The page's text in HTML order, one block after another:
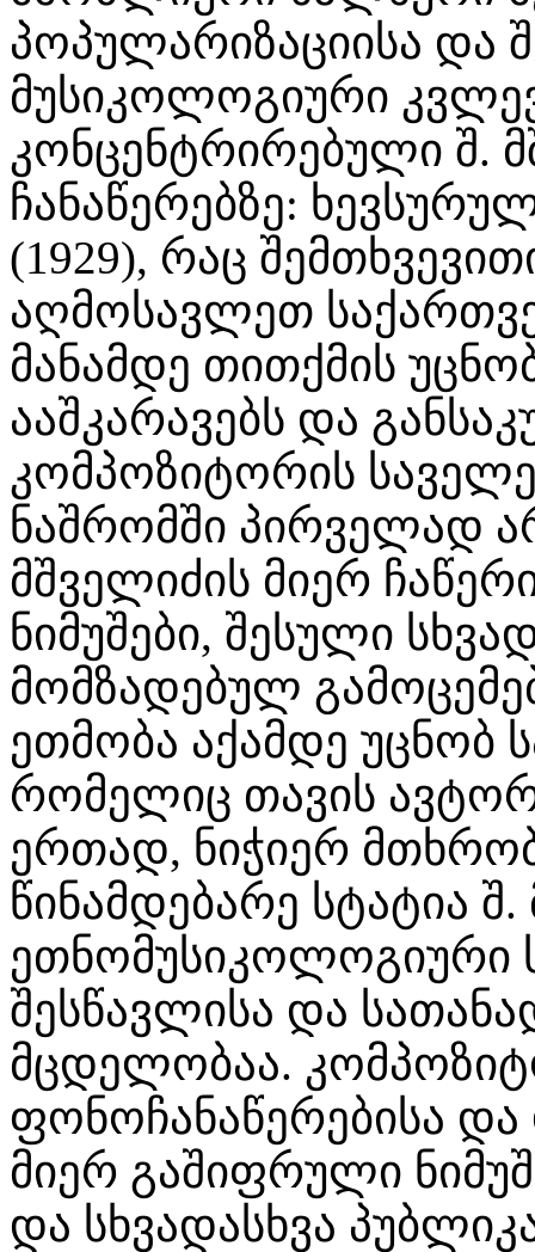
პოპულარიზაციისა და
მუსიკოლოგიური
კონცენტრირებული შ.
ჩანაწერებზე:
(1929), რაც
აღმოსავლეთ
მანამდე თითქმის
ააშკარავებს და
კომპოზიტორის
ნაშრომში პირველად
მშველიძის მიერ
ნიმუშები, შესული
მომზადებულ
ეთმობა აქამდე უცნობ
რომელიც თავის
ერთად, ნიჭიერ
წინამდებარე სტატია
ეთნომუსიკოლოგიური
შესწავლისა და
მცდელობაა.
ფონოჩანაწერებისა
მიერ გაშიფრული
და სხვადასხვა